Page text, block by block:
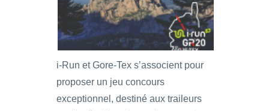
i-Run et Gore-Tex s’associent pour
proposer un jeu concours
exceptionnel, destiné aux traileurs